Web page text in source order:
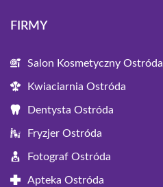
FIRMY
Salon Kosmetyczny Ostróda
Kwiaciarnia Ostróda
Dentysta Ostróda
Fryzjer Ostróda
Fotograf Ostróda
Apteka Ostróda